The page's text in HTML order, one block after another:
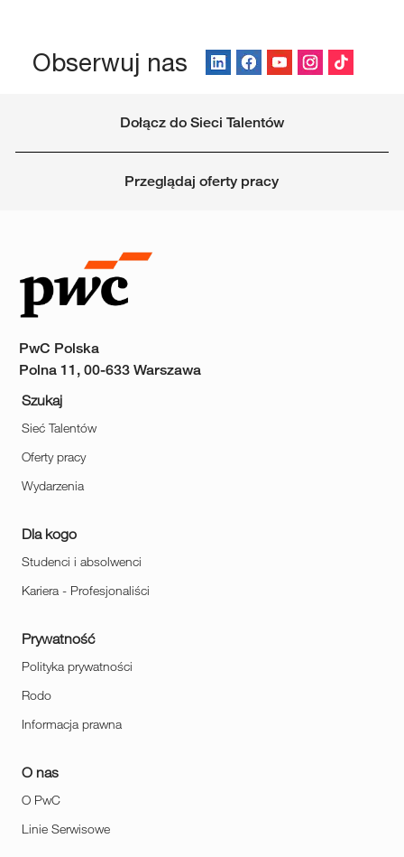
Obserwuj nas
Dołącz do Sieci Talentów
Przeglądaj oferty pracy
PwC Polska
Polna 11, 00-633 Warszawa
Szukaj
Sieć Talentów
Oferty pracy
Wydarzenia
Dla kogo
Studenci i absolwenci
Kariera - Profesjonaliści
Prywatność
Polityka prywatności
Rodo
Informacja prawna
O nas
O PwC
Linie Serwisowe